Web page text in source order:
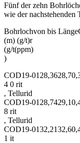
Fünf der zehn
wie der nachstehenden
Bohrlochvon bis
(m) (g/t)r
(g/t(ppm)
)
COD19-
4 0 rit
, Tellurid
COD19-
8 rit
, Tellurid
COD19-
1 it